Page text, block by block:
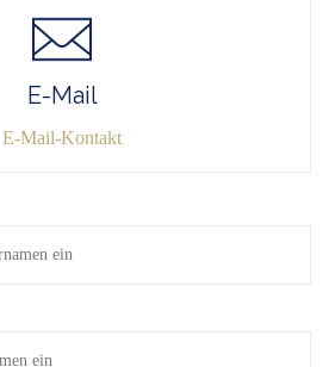
E-Mail
E-Mail-Kontakt